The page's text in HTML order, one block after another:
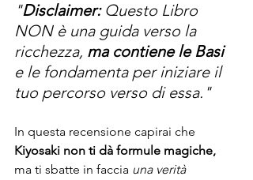
"Disclaimer: Questo Libro
NON è una guida verso la
ricchezza, ma contiene le Basi
e le fondamenta per iniziare il
tuo percorso verso di essa."
In questa recensione capirai che
Kiyosaki non ti dà formule magiche,
ma ti sbatte in faccia una verità